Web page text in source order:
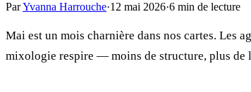
ParYvanna Harrouche·12 mai 2026·6 min de lecture
Mai est un mois charnière dans nos cartes. Les
mixologie respire — moins de structure, plus de